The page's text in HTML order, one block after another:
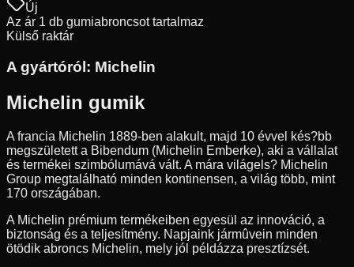
Új
Az ár 1 db gumiabroncsot tartalmaz
Külső raktár
A gyártóról: Michelin
Michelin gumik
A francia Michelin 1889-ben alakult, majd 10 évvel kés?bb
megszületett a Bibendum (Michelin Emberke), aki a vállalat
és termékei szimbólumává vált. A mára világels? Michelin
Group megtalálható minden kontinensen, a világ több, mint
170 országában.
A Michelin prémium termékeiben egyesül az innováció, a
biztonság és a teljesítmény. Napjaink jármûvein minden
ötödik abroncs Michelin, mely jól példázza presztízsét.